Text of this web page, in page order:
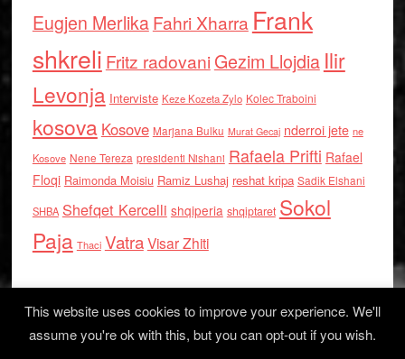
Eugjen MerlikaFahri Xharra Frank
shkreli Fritz radovaniGezim Llojdia Ilir
Levonja Interviste Keze Kozeta Zylo Kolec Traboini
kosova Kosove Marjana Bulku Murat Gecaj nderroi jete ne
Kosove Nene Tereza presidenti Nishani Rafaela Prifti Rafael
Floqi Raimonda Moisiu Ramiz Lushaj reshat kripa Sadik Elshani
SHBA Shefqet Kercelli shqiperia shqiptaret Sokol
Paja Thaci VatraVisar Zhiti
This website uses cookies to improve your experience. We'll
assume you're ok with this, but you can opt-out if you wish.